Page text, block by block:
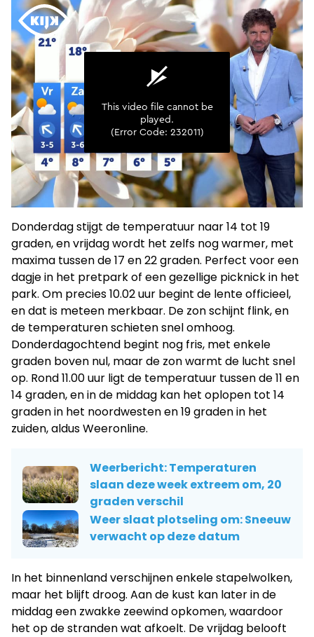
Donderdag stijgt de temperatuur naar 14 tot 19
graden, en vrijdag wordt het zelfs nog warmer, met
maxima tussen de 17 en 22 graden. Perfect voor een
dagje in het pretpark of een gezellige picknick in het
park. Om precies 10.02 uur begint de lente officieel,
en dat is meteen merkbaar. De zon schijnt flink, en
de temperaturen schieten snel omhoog.
Donderdagochtend begint nog fris, met enkele
graden boven nul, maar de zon warmt de lucht snel
op. Rond 11.00 uur ligt de temperatuur tussen de 11 en
14 graden, en in de middag kan het oplopen tot 14
graden in het noordwesten en 19 graden in het
zuiden, aldus Weeronline.
Weerbericht: Temperaturen
slaan deze week extreem om, 20
graden verschil
Weer slaat plotseling om: Sneeuw
verwacht op deze datum
In het binnenland verschijnen enkele stapelwolken,
maar het blijft droog. Aan de kust kan later in de
middag een zwakke zeewind opkomen, waardoor
het op de stranden wat afkoelt. De vrijdag belooft